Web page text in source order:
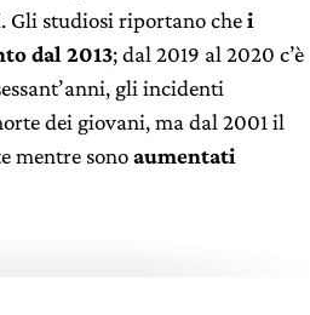
Gli studiosi riportano chei
dal 2013; dal 2019 al 2020 c’è
gli incidenti
dei giovani, ma dal 2001 il
mentre sonoaumentati